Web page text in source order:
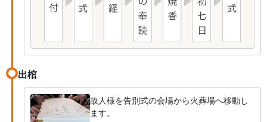
出棺
故人様を告別式の会場から火葬場へ移動し
ます。